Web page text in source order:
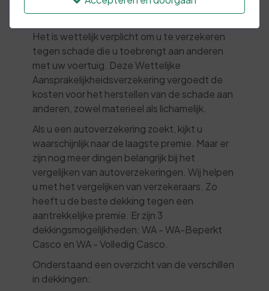
tegenpartij.
Het is wettelijk verplicht om u te verzekeren
tegen schade die u toebrengt aan anderen
met uw voertuig. Deze Wettelijke
Aansprakelijkheidsverzekering vergoedt de
kosten voor het herstellen van de schade aan
anderen, zowel materieel als lichamelijk.
Als u een autoverzekering zoekt, kijkt u
waarschijnlijk naar de laagste premie. Maar er
zijn nog meer dingen belangrijk bij het
vergelijken van autoverzekeringen. Wij helpen
u met het vergelijken van verzekeraars. Zo
heeft u de beste dekking tegen een
aantrekkelijke premie. Er zijn 3
dekkingsmogelijkheden: WA - WA-Beperkt
Casco en WA - Volledig Casco.
Onderstaand een overzicht van de verschillen
in dekkingen: